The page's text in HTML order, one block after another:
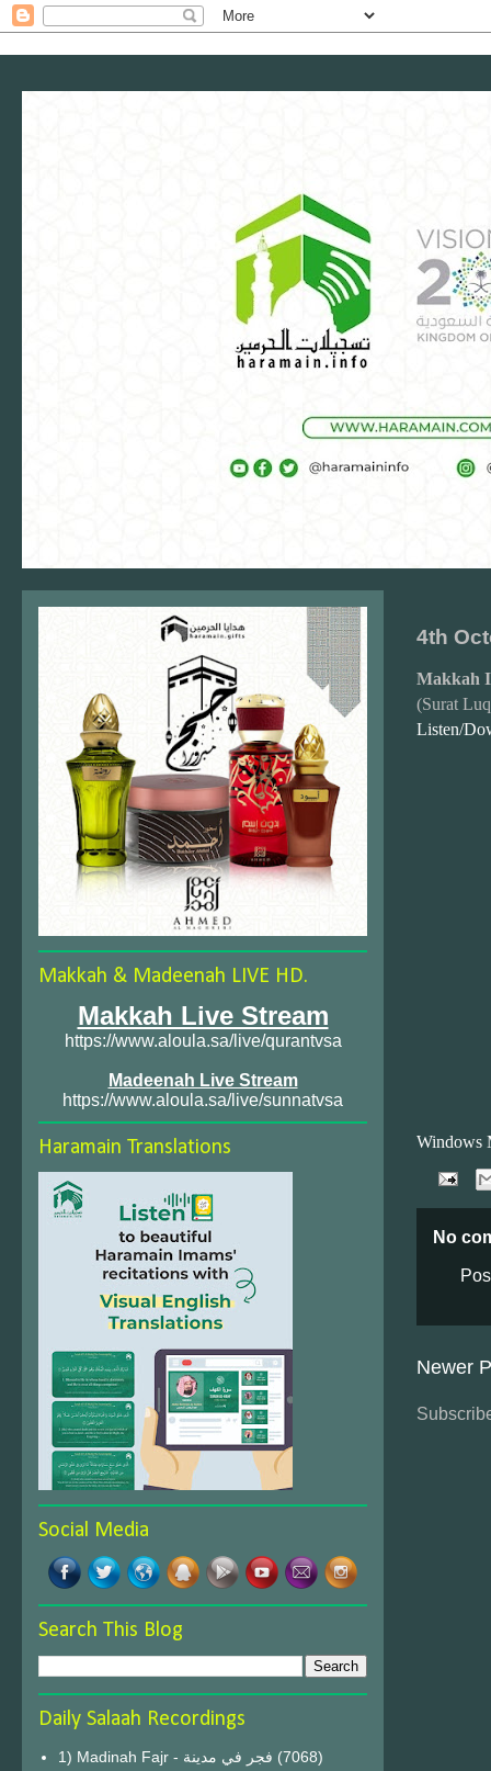
4th
Makkah
(Surat
Listen/
Windows
No
Newer
Makkah & Madeenah LIVE HD.
Makkah Live Stream
https://www.aloula.sa/live/qurantvsa
Madeenah Live Stream
https://www.aloula.sa/live/sunnatvsa
Haramain Translations
Social Media
Search This Blog
Daily Salaah Recordings
1) Madinah Fajr - فجر في مدينة (7068)